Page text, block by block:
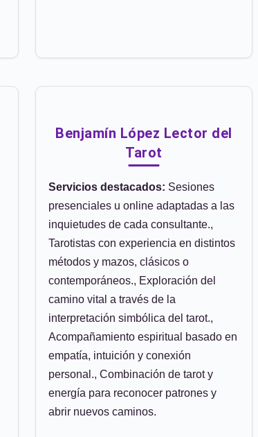
Benjamín López Lector del
Tarot
Servicios destacados: Sesiones
presenciales u online adaptadas a las
inquietudes de cada consultante.,
Tarotistas con experiencia en distintos
métodos y mazos, clásicos o
contemporáneos., Exploración del
camino vital a través de la
interpretación simbólica del tarot.,
Acompañamiento espiritual basado en
empatía, intuición y conexión
personal., Combinación de tarot y
energía para reconocer patrones y
abrir nuevos caminos.